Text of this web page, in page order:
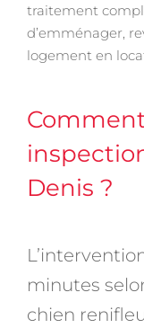
traitement
d’emménager,
logement en
Denis ?
minutes
chien